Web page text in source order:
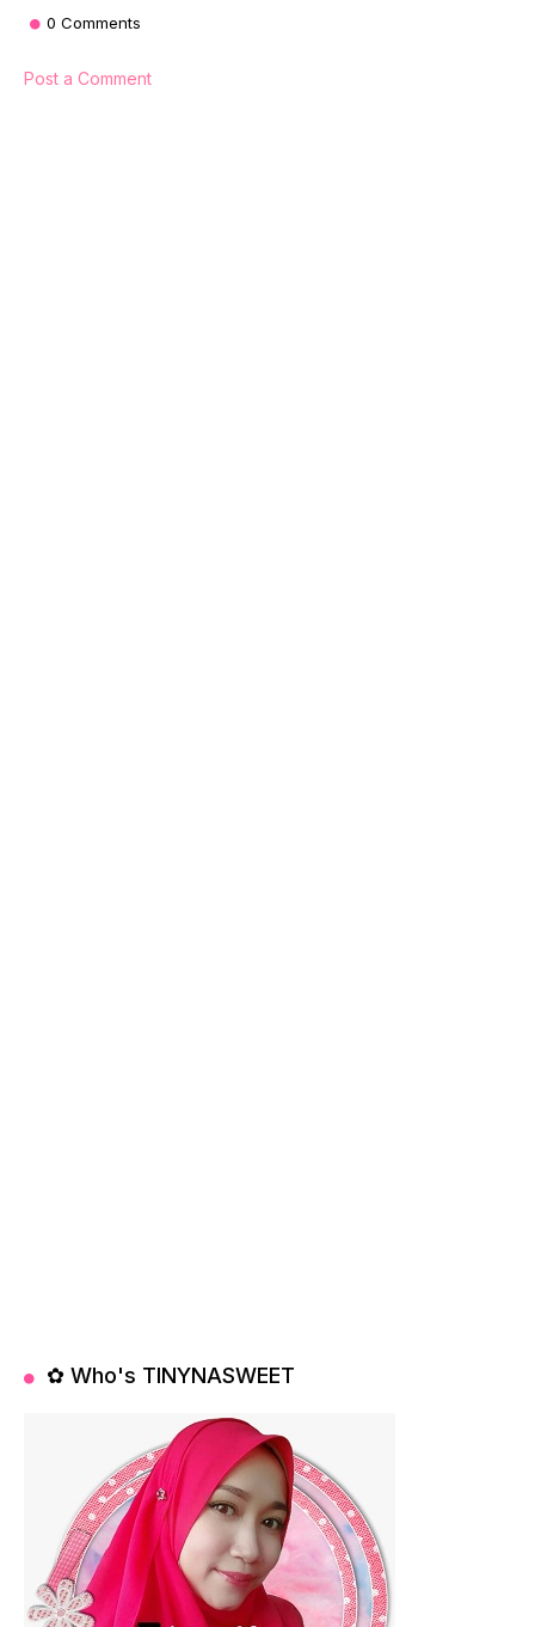
0 Comments
Post a Comment
✿ Who's TINYNASWEET